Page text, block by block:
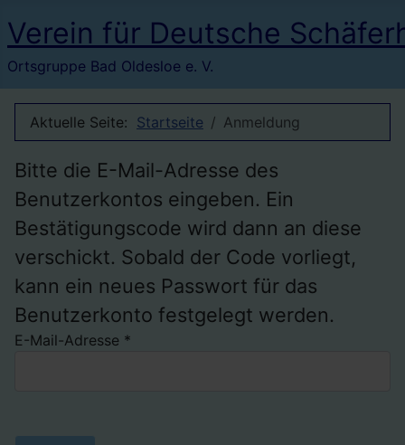
Verein für Deutsche
Ortsgruppe Bad Oldesloe e. V.
Aktuelle Seite: Startseite Anmeldung
Bitte die E-Mail-Adresse des
Benutzerkontos eingeben. Ein
Bestätigungscode wird dann an diese
verschickt. Sobald der Code vorliegt,
kann ein neues Passwort für das
Benutzerkonto festgelegt werden.
E-Mail-Adresse *